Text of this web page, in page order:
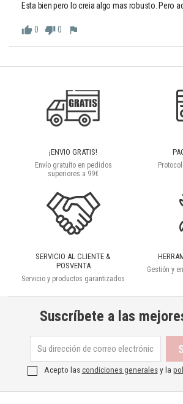
Esta bien pero lo creia algo mas robusto. Pero
thumb_up0 thumb_down0 flag
¡ENVIO GRATIS!
Envío gratuíto en pedidos
superiores a 99€
SERVICIO AL CLIENTE &
POSVENTA
Servicio y productos garantizados
Gestión y
Suscríbete a las
Acepto lascondiciones generalesy la